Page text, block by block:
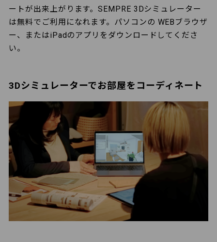
ートが出来上がります。SEMPRE 3Dシミュレーター
は無料でご利用になれます。パソコンの WEBブラウザ
ー、またはiPadのアプリをダウンロードしてくださ
い。
3Dシミュレーターでお部屋をコーディネート